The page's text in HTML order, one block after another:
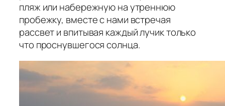
пляж или набережную на утреннюю
пробежку, вместе с нами встречая
рассвет и впитывая каждый лучик только
что проснувшегося солнца.